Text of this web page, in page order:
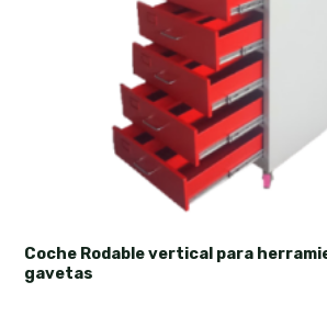
Coche Rodable vertical para
gavetas